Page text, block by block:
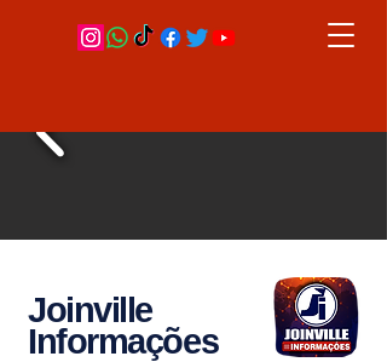
Joinville
Informações